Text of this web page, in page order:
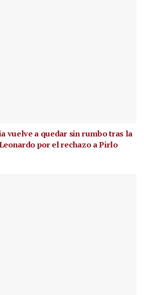
vuelve a quedar sin rumbo tras la
por el rechazo a Pirlo